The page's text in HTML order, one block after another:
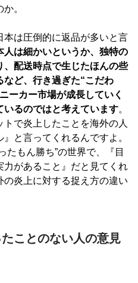
。
本は圧倒的に返品が多いと言
人は細かいというか、独特の
、配送時点で生じたほんの些
など、行き過ぎた“こだわ
ーカー市場が成長していく
いるのではと考えています。
トで炎上したことを海外の人
と言ってくれるんですよ。
たもん勝ち”の世界で、『目
力があること』だと見てくれ
の炎上に対する捉え方の違い
たことのない人の意見